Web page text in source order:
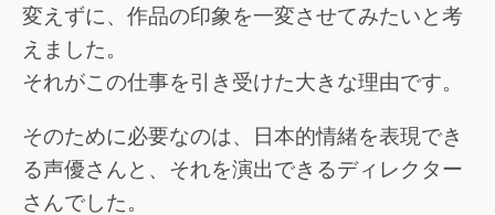
変えずに、作品の印象を一変させてみたいと考
えました。
それがこの仕事を引き受けた大きな理由です。
そのために必要なのは、日本的情緒を表現でき
る声優さんと、それを演出できるディレクター
さんでした。